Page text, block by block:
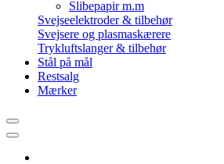
Slibepapir m.m
Svejseelektroder & tilbehør
Svejsere og plasmaskærere
Trykluftslanger & tilbehør
Stål på mål
Restsalg
Mærker